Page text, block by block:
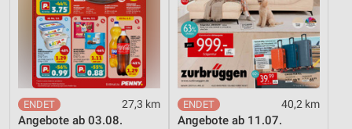
27,3 km
Angebote ab 03.08.
40,2 km
Angebote ab 11.07.